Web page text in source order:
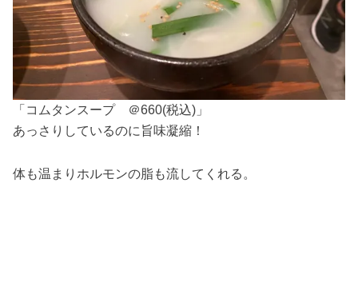
「コムタンスープ ＠660(税込)」
あっさりしているのに旨味凝縮！
体も温まりホルモンの脂も流してくれる。